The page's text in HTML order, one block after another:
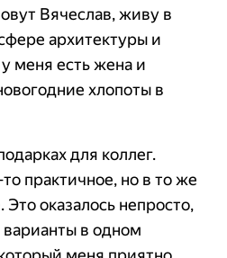
Вячеслав, живу в
архитектуры и
меня есть жена и
хлопоты в
для коллег.
практичное, но в то же
оказалось непросто,
в одном